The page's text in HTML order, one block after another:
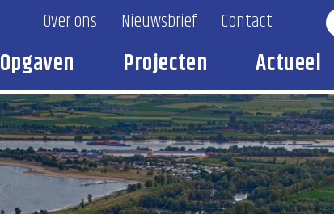
Over ons Nieuwsbrief Contact
Opgaven Projecten Actueel